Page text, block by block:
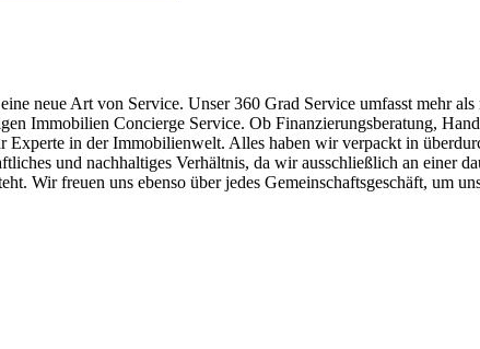
neue Art von Service. Unser 360 Grad Service umfasst mehr
Immobilien Concierge Service. Ob Finanzierungsberatung,
in der Immobilienwelt. Alles haben wir verpackt in
und nachhaltiges Verhältnis, da wir ausschließlich an einer
Wir freuen uns ebenso über jedes Gemeinschaftsgeschäft, um